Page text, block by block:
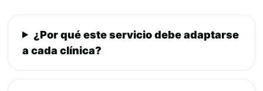
¿Por qué este servicio debe adaptarse
a cada clínica?